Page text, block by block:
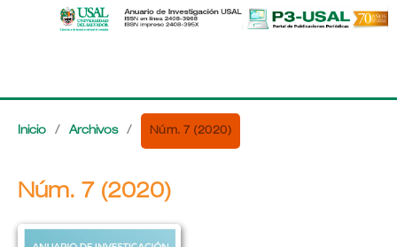
Inicio / Archivos / Núm. 7 (2020)
Núm. 7 (2020)